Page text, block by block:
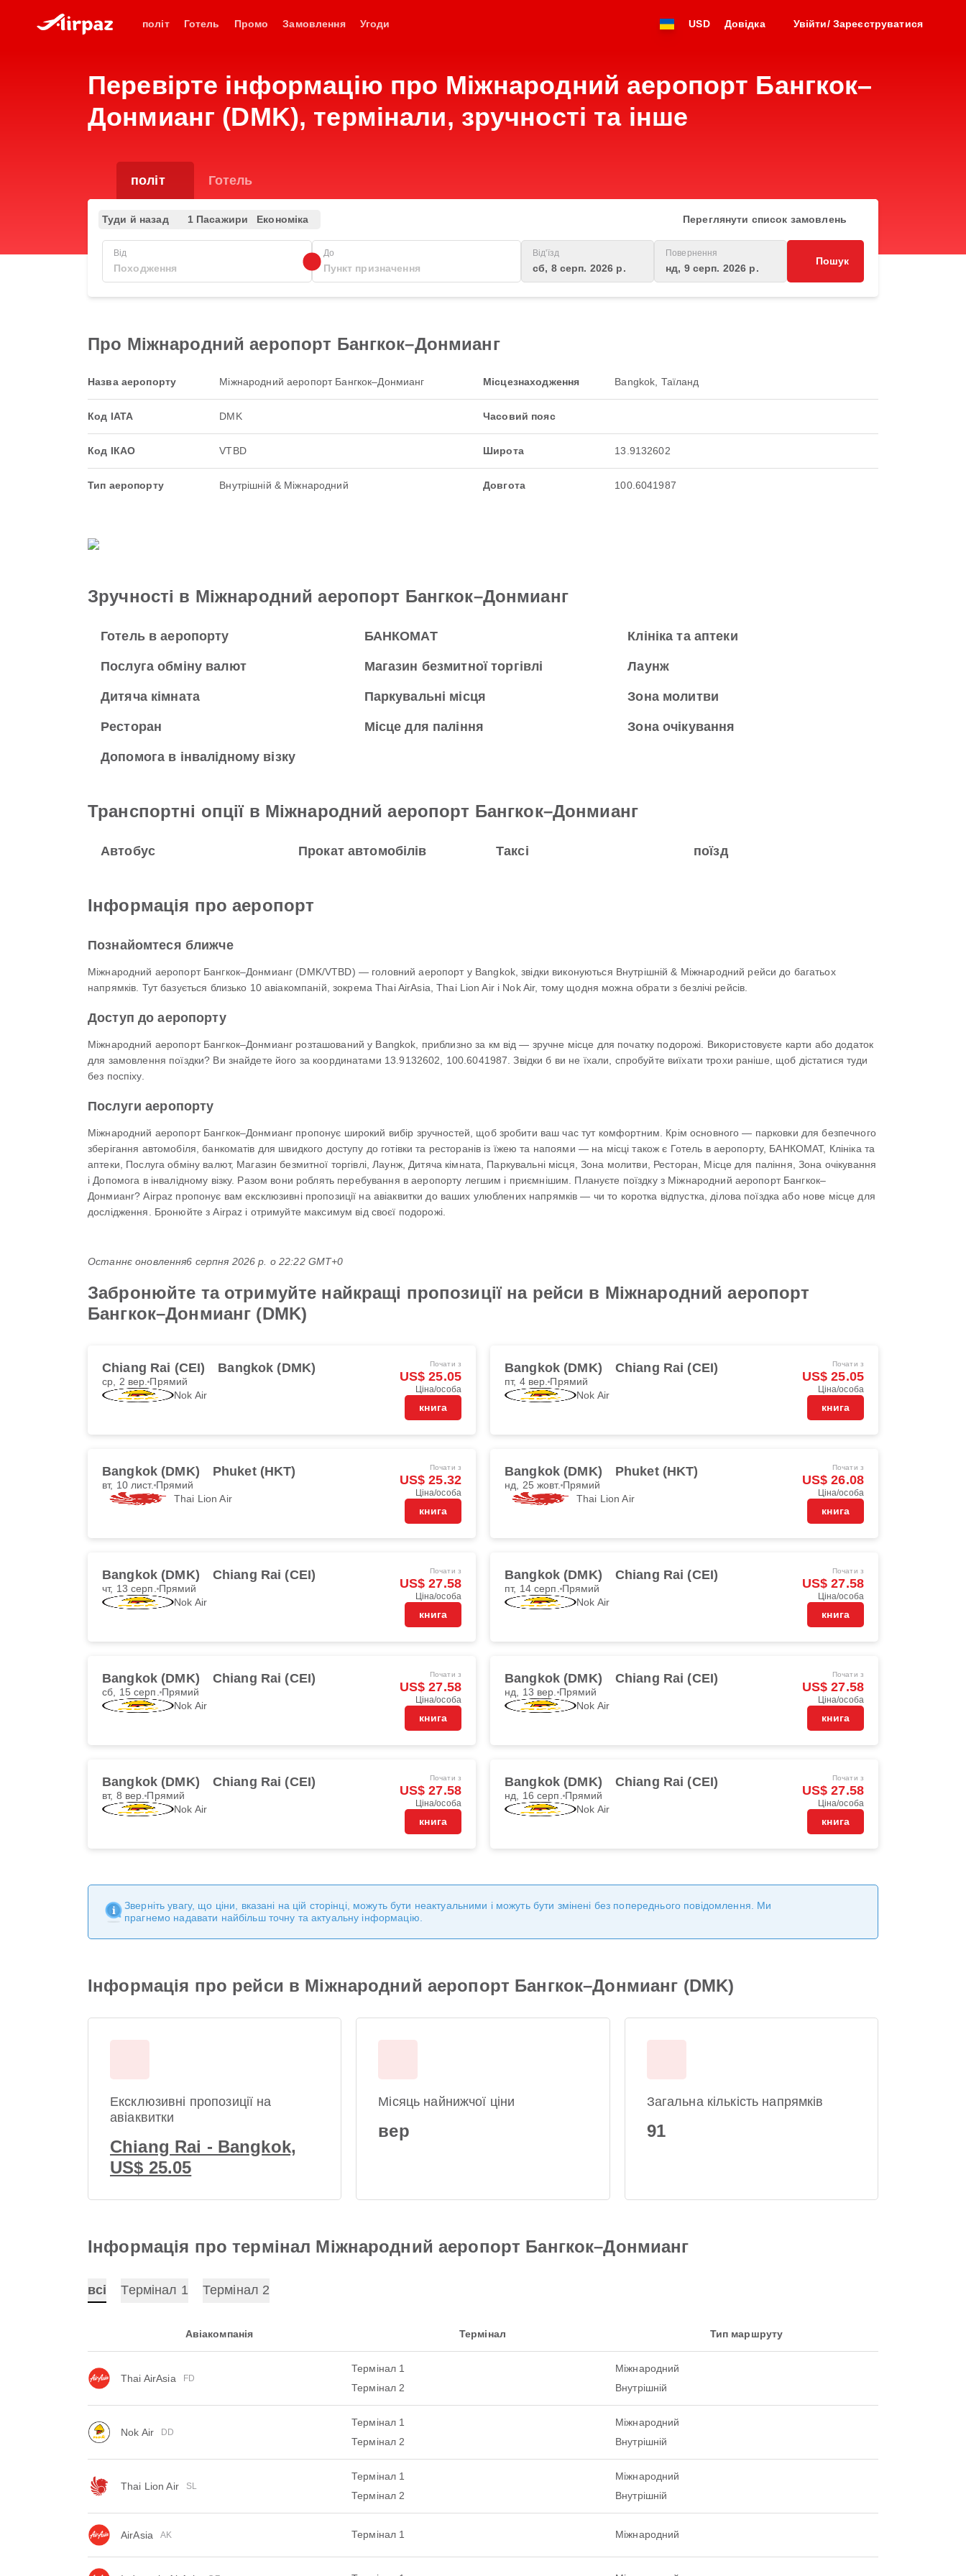
політ Готель Промо Замовлення Угоди USD Довідка Увійти/ Зареєструватися
Перевірте інформацію про Міжнародний аеропорт Бангкок–
Донмианг (DMK), термінали, зручності та інше
політ Готель
Туди й назад 1 Пасажири Економіка Переглянути список замовлень
Від До Від'їзд
сб, 8 серп. 2026 р.
Повернення
нд, 9 серп. 2026 р.
Пошук
Про Міжнародний аеропорт Бангкок–Донмианг
Назва аеропорту Міжнародний аеропорт Бангкок–Донмианг
Код IATA DMK
Код ІКАО VTBD
Тип аеропорту Внутрішній & Міжнародний
Місцезнаходження Bangkok, Таїланд
Часовий пояс
Широта 13.9132602
Довгота 100.6041987
Зручності в Міжнародний аеропорт Бангкок–Донмианг
Готель в аеропорту БАНКОМАТ Клініка та аптеки
Послуга обміну валют Магазин безмитної торгівлі Лаунж
Дитяча кімната Паркувальні місця Зона молитви
Ресторан Місце для паління Зона очікування
Допомога в інвалідному візку
Транспортні опції в Міжнародний аеропорт Бангкок–Донмианг
Автобус Прокат автомобілів Таксі поїзд
Інформація про аеропорт
Познайомтеся ближче
Міжнародний аеропорт Бангкок–Донмианг (DMK/VTBD) — головний аеропорт у Bangkok, звідки виконуються Внутрішній & Міжнародний рейси до багатьох
напрямків. Тут базується близько 10 авіакомпаній, зокрема Thai AirAsia, Thai Lion Air і Nok Air, тому щодня можна обрати з безлічі рейсів.
Доступ до аеропорту
Міжнародний аеропорт Бангкок–Донмианг розташований у Bangkok, приблизно за км від — зручне місце для початку подорожі. Використовуєте карти або додаток
для замовлення поїздки? Ви знайдете його за координатами 13.9132602, 100.6041987. Звідки б ви не їхали, спробуйте виїхати трохи раніше, щоб дістатися туди
без поспіху.
Послуги аеропорту
Міжнародний аеропорт Бангкок–Донмианг пропонує широкий вибір зручностей, щоб зробити ваш час тут комфортним. Крім основного — парковки для безпечного
зберігання автомобіля, банкоматів для швидкого доступу до готівки та ресторанів із їжею та напоями — на місці також є Готель в аеропорту, БАНКОМАТ, Клініка та
аптеки, Послуга обміну валют, Магазин безмитної торгівлі, Лаунж, Дитяча кімната, Паркувальні місця, Зона молитви, Ресторан, Місце для паління, Зона очікування
і Допомога в інвалідному візку. Разом вони роблять перебування в аеропорту легшим і приємнішим. Плануєте поїздку з Міжнародний аеропорт Бангкок–
Донмианг? Airpaz пропонує вам ексклюзивні пропозиції на авіаквитки до ваших улюблених напрямків — чи то коротка відпустка, ділова поїздка або нове місце для
дослідження. Бронюйте з Airpaz і отримуйте максимум від своєї подорожі.
Останнє оновлення6 серпня 2026 р. о 22:22 GMT+0
Забронюйте та отримуйте найкращі пропозиції на рейси в Міжнародний аеропорт
Бангкок–Донмианг (DMK)
Chiang Rai (CEI) Bangkok (DMK)
ср, 2 вер. Прямий
Nok Air
Почати з
US$ 25.05
Ціна/особа
книга
Bangkok (DMK) Chiang Rai (CEI)
пт, 4 вер. Прямий
Nok Air
Почати з
US$ 25.05
Ціна/особа
книга
Bangkok (DMK) Phuket (HKT)
вт, 10 лист. Прямий
Thai Lion Air
Почати з
US$ 25.32
Ціна/особа
книга
Bangkok (DMK) Phuket (HKT)
нд, 25 жовт. Прямий
Thai Lion Air
Почати з
US$ 26.08
Ціна/особа
книга
Bangkok (DMK) Chiang Rai (CEI)
чт, 13 серп. Прямий
Nok Air
Почати з
US$ 27.58
Ціна/особа
книга
Bangkok (DMK) Chiang Rai (CEI)
пт, 14 серп. Прямий
Nok Air
Почати з
US$ 27.58
Ціна/особа
книга
Bangkok (DMK) Chiang Rai (CEI)
сб, 15 серп. Прямий
Nok Air
Почати з
US$ 27.58
Ціна/особа
книга
Bangkok (DMK) Chiang Rai (CEI)
нд, 13 вер. Прямий
Nok Air
Почати з
US$ 27.58
Ціна/особа
книга
Bangkok (DMK) Chiang Rai (CEI)
вт, 8 вер. Прямий
Nok Air
Почати з
US$ 27.58
Ціна/особа
книга
Bangkok (DMK) Chiang Rai (CEI)
нд, 16 серп. Прямий
Nok Air
Почати з
US$ 27.58
Ціна/особа
книга
Зверніть увагу, що ціни, вказані на цій сторінці, можуть бути неактуальними і можуть бути змінені без попереднього повідомлення. Ми
прагнемо надавати найбільш точну та актуальну інформацію.
Інформація про рейси в Міжнародний аеропорт Бангкок–Донмианг (DMK)
Ексклюзивні пропозиції на
авіаквитки
Chiang Rai - Bangkok,
US$ 25.05
Місяць найнижчої ціни
вер
Загальна кількість напрямків
91
Інформація про термінал Міжнародний аеропорт Бангкок–Донмианг
всі Термінал 1 Термінал 2
Авіакомпанія Термінал Тип маршруту
Thai AirAsia FD
Термінал 1
Термінал 2
Міжнародний
Внутрішній
Nok Air DD
Термінал 1
Термінал 2
Міжнародний
Внутрішній
Thai Lion Air SL
Термінал 1
Термінал 2
Міжнародний
Внутрішній
AirAsia AK Термінал 1 Міжнародний